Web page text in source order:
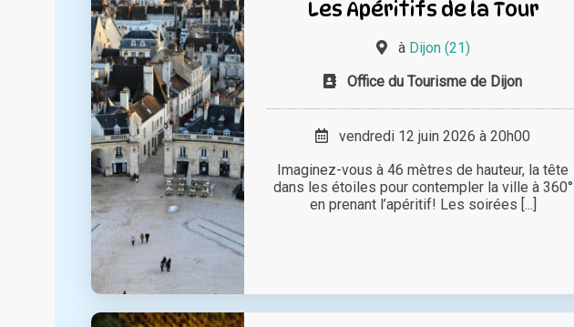
Les Apéritifs de la Tour
à Dijon (21)
Office du Tourisme de Dijon
vendredi 12 juin 2026 à 20h00
Imaginez-vous à 46 mètres de hauteur, la tête
dans les étoiles pour contempler la ville à 360°
en prenant l’apéritif! Les soirées [...]